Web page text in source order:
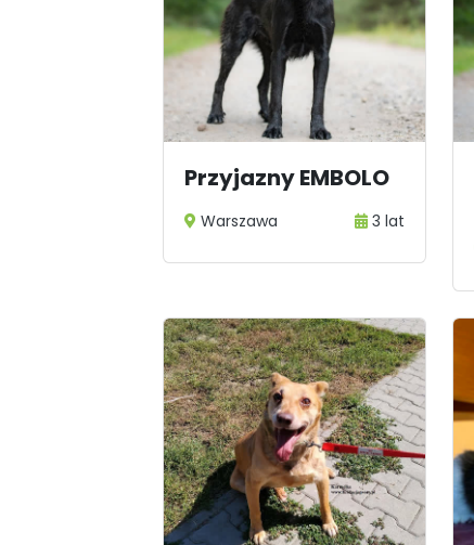
Przyjazny EMBOLO
Warszawa 3 lat